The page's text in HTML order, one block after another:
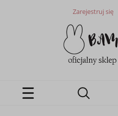
Zarejestruj się